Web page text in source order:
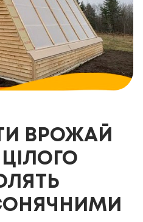
ВРОЖАЙ
ЦІЛОГО